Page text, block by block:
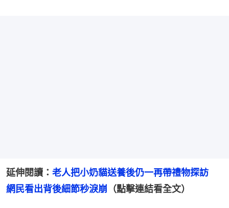
延伸閱讀： 老人把小奶貓送養後仍一再帶禮物探訪
網民看出背後細節秒淚崩 （點擊連結看全文）